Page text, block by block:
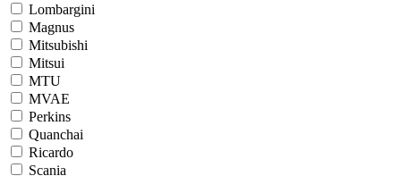
Lombargini
Magnus
Mitsubishi
Mitsui
MTU
MVAE
Perkins
Quanchai
Ricardo
Scania